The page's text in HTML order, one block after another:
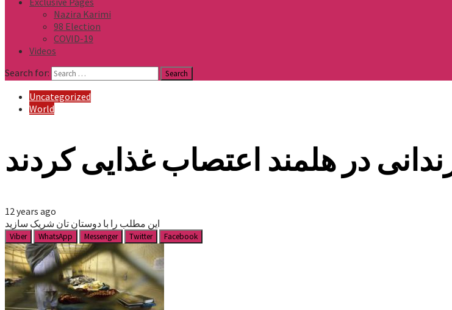
Nazira Karimi
98 Election
COVID-19
Videos
Search for:
Uncategorized
World
در هلمند اعتصاب غذایی کردند
12 years ago
این مطلب را با دوستان تان شریک سازید
Viber WhatsApp Messenger Twitter Facebook